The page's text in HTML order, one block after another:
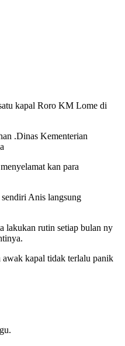
kapal Roro KM Lome di
.Dinas Kementerian
kan para
Anis langsung
lakukan rutin setiap bulan ny
kapal tidak terlalu panik